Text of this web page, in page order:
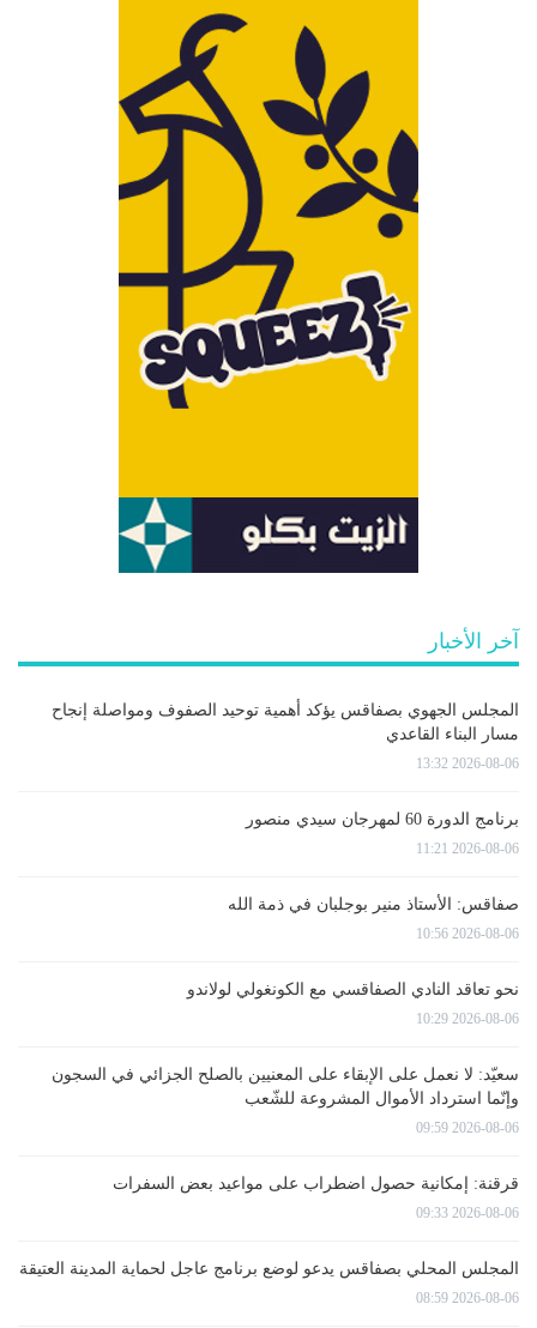
آخر الأخبار
المجلس الجهوي بصفاقس يؤكد أهمية توحيد الصفوف ومواصلة إنجاح
مسار البناء القاعدي
2026-08-06 13:32
برنامج الدورة 60 لمهرجان سيدي منصور
2026-08-06 11:21
صفاقس: الأستاذ منير بوجلبان في ذمة الله
2026-08-06 10:56
نحو تعاقد النادي الصفاقسي مع الكونغولي لولاندو
2026-08-06 10:29
سعيّد: لا نعمل على الإبقاء على المعنيين بالصلح الجزائي في السجون
وإنّما استرداد الأموال المشروعة للشّعب
2026-08-06 09:59
قرقنة: إمكانية حصول اضطراب على مواعيد بعض السفرات
2026-08-06 09:33
المجلس المحلي بصفاقس يدعو لوضع برنامج عاجل لحماية المدينة العتيقة
2026-08-06 08:59